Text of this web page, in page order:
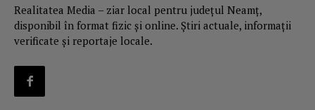
Realitatea Media – ziar local pentru județul Neamț,
disponibil în format fizic și online. Știri actuale, informații
verificate și reportaje locale.